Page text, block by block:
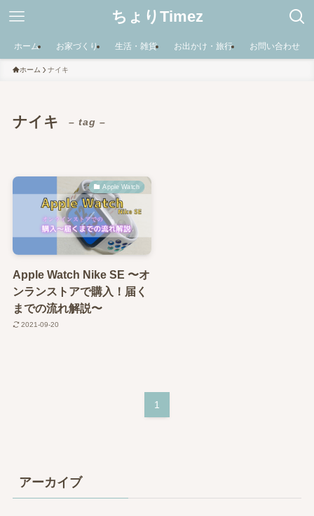
ちょりTimez
ホーム お家づくり 生活・雑貨 お出かけ・旅行 お問い合わせ
ホーム ナイキ
ナイキ – tag –
Apple Watch
Apple Watch Nike SE 〜オ
ンランストアで購入！届く
までの流れ解説〜
2021-09-20
1
アーカイブ